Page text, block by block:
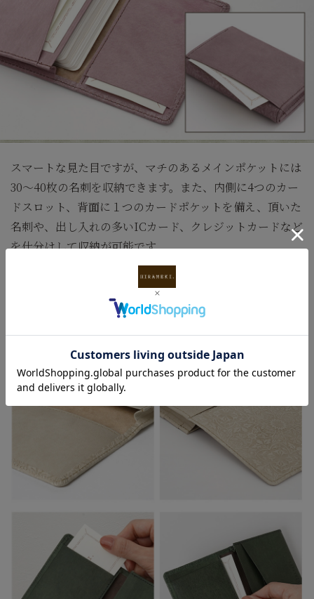
スマートな見た目ですが、マチのあるメインポケットには
30～40枚の名刺を収納できます。また、内側に4つのカー
ドスロット、背面に１つのカードポケットを備え、頂いた
名刺や、出し入れの多いICカード、クレジットカードなど
を仕分けして収納が可能です。
※内側にはスエード調の手触りの良い生地を使用してお
り、色は表のカラーに合わせてコーディネイトしていま